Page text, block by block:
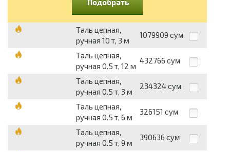
Подобрать
Таль цепная,
ручная 10 т, 3 м
1079909 сум
Таль цепная,
ручная 0.5 т, 12 м
432766 сум
Таль цепная,
ручная 0.5 т, 3 м
234324 сум
Таль цепная,
ручная 0.5 т, 6 м
326151 сум
Таль цепная,
ручная 0.5 т, 9 м
390636 сум